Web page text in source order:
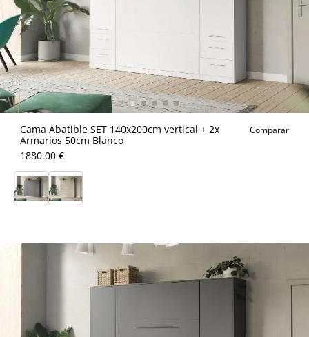
Cama Abatible SET 140x200cm vertical + 2x
Armarios 50cm Blanco
Comparar
1880.00 €